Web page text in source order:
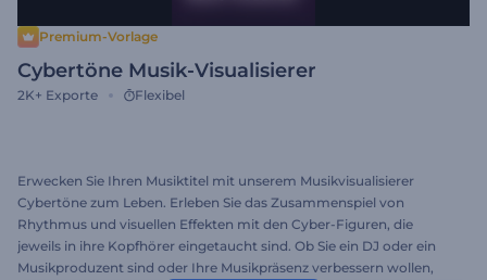
Premium-Vorlage
Cybertöne Musik-Visualisierer
2K+ Exporte Flexibel
Erwecken Sie Ihren Musiktitel mit unserem Musikvisualisierer
Cybertöne zum Leben. Erleben Sie das Zusammenspiel von
Rhythmus und visuellen Effekten mit den Cyber-Figuren, die
jeweils in ihre Kopfhörer eingetaucht sind. Ob Sie ein DJ oder ein
Musikproduzent sind oder Ihre Musikpräsenz verbessern wollen,